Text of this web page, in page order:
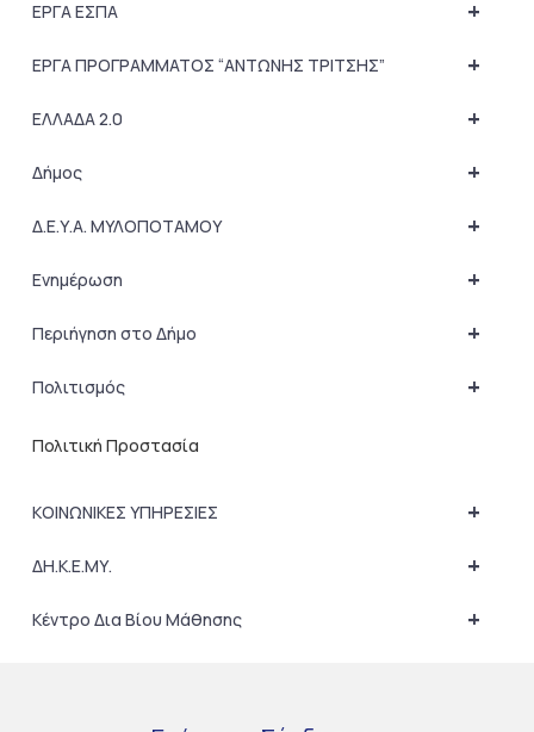
+
ΕΡΓΑ ΕΣΠΑ
+
ΕΡΓΑ ΠΡΟΓΡΑΜΜΑΤΟΣ “ΑΝΤΩΝΗΣ ΤΡΙΤΣΗΣ”
+
ΕΛΛΑΔΑ 2.0
+
Δήμος
+
Δ.Ε.Υ.Α. ΜΥΛΟΠΟΤΑΜΟΥ
+
Ενημέρωση
+
Περιήγηση στο Δήμο
+
Πολιτισμός
Πολιτική Προστασία
+
ΚΟΙΝΩΝΙΚΕΣ ΥΠΗΡΕΣΙΕΣ
+
ΔΗ.Κ.Ε.ΜΥ.
+
Κέντρο Δια Βίου Μάθησης